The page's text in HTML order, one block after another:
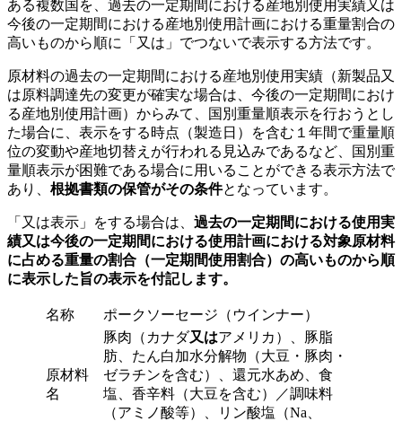
ある複数国を、過去の一定期間における産地別使用実績又は
今後の一定期間における産地別使用計画における重量割合の
高いものから順に「又は」でつないで表示する方法です。
原材料の過去の一定期間における産地別使用実績（新製品又
は原料調達先の変更が確実な場合は、今後の一定期間におけ
る産地別使用計画）からみて、国別重量順表示を行おうとし
た場合に、表示をする時点（製造日）を含む１年間で重量順
位の変動や産地切替えが行われる見込みであるなど、国別重
量順表示が困難である場合に用いることができる表示方法で
あり、 根拠書類の保管がその条件となっています。
「又は表示」をする場合は、 過去の一定期間における使用実
績又は今後の一定期間における使用計画における対象原材料
に占める重量の割合（一定期間使用割合）の高いものから順
に表示した旨の表示を付記します。
名称 ポークソーセージ（ウインナー）
原材料
名
豚肉（カナダ又はアメリカ）、豚脂
肪、たん白加水分解物（大豆・豚肉・
ゼラチンを含む）、還元水あめ、食
塩、香辛料（大豆を含む）／調味料
（アミノ酸等）、リン酸塩（Na